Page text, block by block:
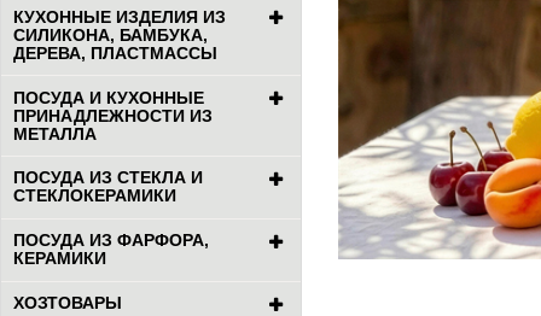
КУХОННЫЕ ИЗДЕЛИЯ ИЗ
СИЛИКОНА, БАМБУКА,
ДЕРЕВА, ПЛАСТМАССЫ
ПОСУДА И КУХОННЫЕ
ПРИНАДЛЕЖНОСТИ ИЗ
МЕТАЛЛА
ПОСУДА ИЗ СТЕКЛА И
СТЕКЛОКЕРАМИКИ
ПОСУДА ИЗ ФАРФОРА,
КЕРАМИКИ
ХОЗТОВАРЫ